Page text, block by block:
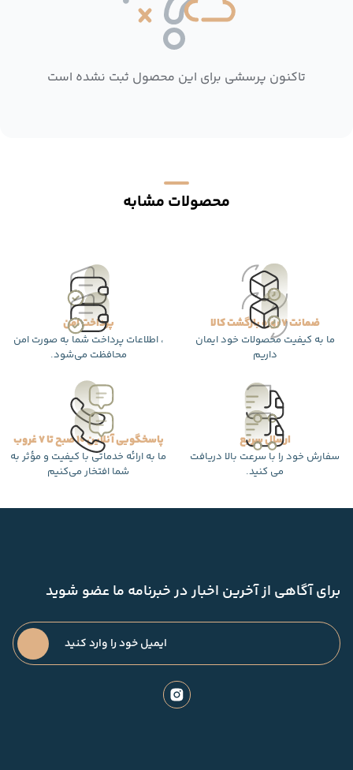
تاکنون پرسشی برای این محصول ثبت نشده است
محصولات مشابه
ضمانت 7 روزه بازگشت کالا
ما به کیفیت محصولات خود ایمان
داریم
پرداخت امن
، اطلاعات پرداخت شما به صورت امن
محافظت می‌شود.
ارسال سریع
سفارش خود را با سرعت بالا دریافت
می کنید.
پاسخگویی آنلاین 10 صبح تا 7 غروب
ما به ارائه خدماتی با کیفیت و مؤثر به
شما افتخار می‌کنیم
برای آگاهی از آخرین اخبار در خبرنامه ما عضو شوید